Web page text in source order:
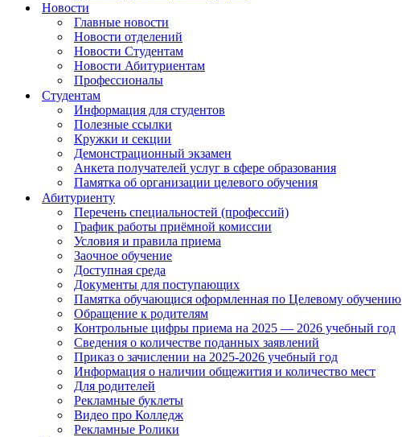
Новости
Главные новости
Новости отделений
Новости Студентам
Новости Абитуриентам
Профессионалы
Студентам
Информация для студентов
Полезные ссылки
Кружки и секции
Демонстрационный экзамен
Анкета получателей услуг в сфере образования
Памятка об организации целевого обучения
Абитуриенту
Перечень специальностей (профессий)
График работы приёмной комиссии
Условия и правила приема
Заочное обучение
Доступная среда
Документы для поступающих
Памятка обучающися оформленная по Целевому обучению
Обращение к родителям
Контрольные цифры приема на 2025 — 2026 учебный год
Сведения о количестве поданных заявлений
Приказ о зачислении на 2025-2026 учебный год
Информация о наличии общежития и количество мест
Для родителей
Рекламные буклеты
Видео про Колледж
Рекламные Ролики